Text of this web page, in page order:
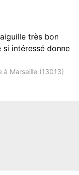
très bon
intéressé donne
à Marseille (13013)